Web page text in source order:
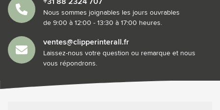
Nous sommes joignables les jours ouvrables
de 9:00 à 12:00 - 13:30 à 17:00 heures.
ventes@clipperinterall.fr
Laissez-nous votre question ou remarque et nous
vous répondrons.